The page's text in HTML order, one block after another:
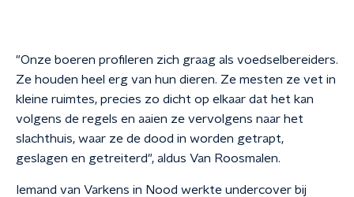
"Onze boeren profileren zich graag als voedselbereiders.
Ze houden heel erg van hun dieren. Ze mesten ze vet in
kleine ruimtes, precies zo dicht op elkaar dat het kan
volgens de regels en aaien ze vervolgens naar het
slachthuis, waar ze de dood in worden getrapt,
geslagen en getreiterd", aldus Van Roosmalen.
Iemand van Varkens in Nood werkte undercover bij